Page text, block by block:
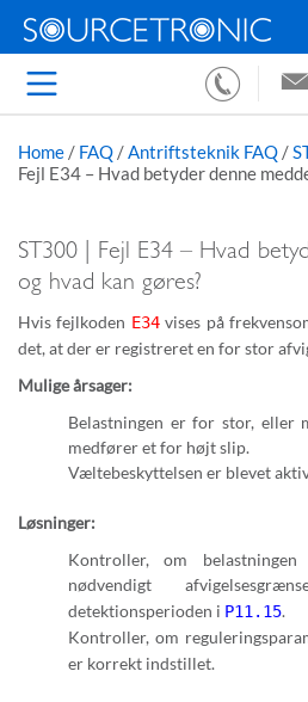
Home / FAQ / Antriftsteknik FAQ /
Fejl E34 – Hvad betyder denne
ST300 | Fejl E34 – Hvad
og hvad kan gøres?
Hvis fejlkoden E34vises på
det, at der er registreret en for stor
Mulige årsager:
Belastningen er for stor, eller
medfører et for højt slip.
Væltebeskyttelsen er blevet
Løsninger:
Kontroller, om
nødvendigt
detektionsperioden i P11.15.
Kontroller, om
er korrekt indstillet.